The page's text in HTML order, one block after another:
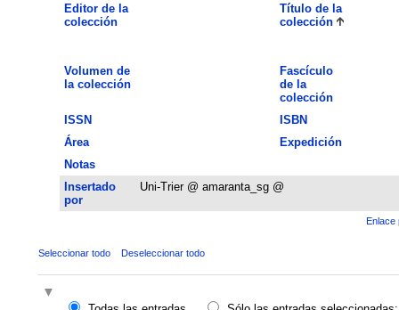
Editor de la
colección
Título de la
colección
Volumen de
la colección
Fascículo
de la
colección
ISSN
ISBN
Área
Expedición
Notas
Insertado
por
Uni-Trier @ amaranta_sg @
Enlace
Seleccionar todo Deseleccionar todo